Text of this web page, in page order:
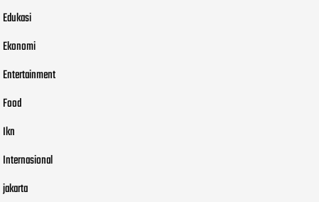
Edukasi
Ekonomi
Entertainment
Food
Ikn
Internasional
jakarta